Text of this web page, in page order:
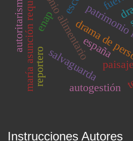
drama de
maría asunción requena salvaguarda
autoritarismo españa
paisaje
enap
reportero
autogestión
Instrucciones Autores